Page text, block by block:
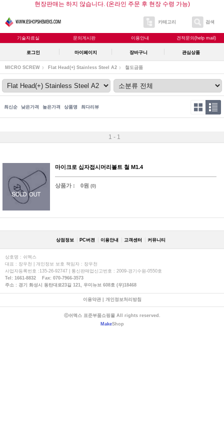
현장판매는 하지 않습니다. (온라인 주문 후 현장 수령 가능)
카테고리 검색
기술자료실 문의게시판 이용안내 견적문의(help mail)
로그인 마이페이지 장바구니 관심상품
MICRO SCREW Flat Head(+) Stainless Steel A2 철도금품
최신순 낮은가격 높은가격 상품명 최다리뷰
1 - 1
마이크로 십자접시머리볼트 철 M1.4
상품가 : 0원 (0)
상점정보 PC버젼 이용안내 고객센터 커뮤니티
상호명 : 쉬멕스
대표 : 장우천 | 개인정보 보호 책임자 : 장우천
사업자등록번호 :135-26-92747 | 통신판매업신고번호 : 2009-경기수원-0550호
Tel: 1661-8832 Fax: 070-7966-3573
주소 : 경기 화성시 동탄대로23길 121, 우미뉴브 608호 (우)18468
이용약관| 개인정보처리방침
ⓒ쉬멕스 표준부품쇼핑몰 All rights reserved.
MakeShop